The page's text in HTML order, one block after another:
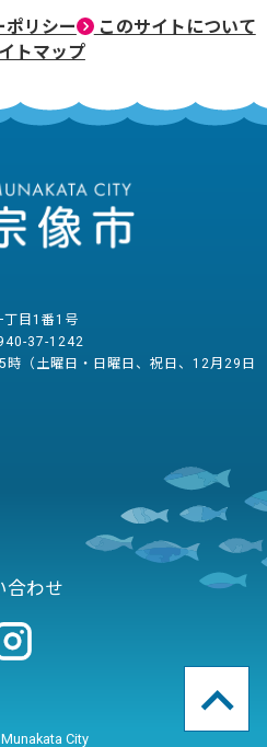
リシー
このサイトについて
トマップ
丁目1番1号
37-1242
時（土曜日・日曜日、祝日、12月29日
わせ
City